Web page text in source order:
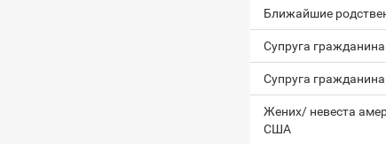
Ближайшие
Супруга
Супруга
Жених/ невеста
США